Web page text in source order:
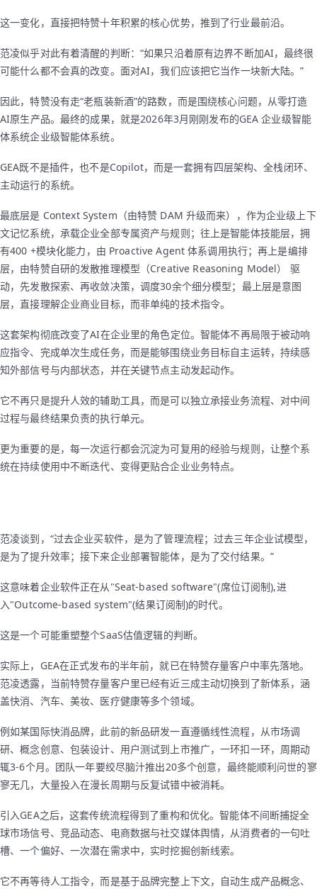
这一变化，直接把特赞十年积累的核心优势，推到了行业最前沿。
范凌似乎对此有着清醒的判断：“如果只沿着原有边界不断加AI，最终很
可能什么都不会真的改变。面对AI，我们应该把它当作一块新大陆。”
因此，特赞没有走“老瓶装新酒”的路数，而是围绕核心问题，从零打造
AI原生产品。最终的成果，就是2026年3月刚刚发布的GEA 企业级智能
体系统企业级智能体系统。
GEA既不是插件，也不是Copilot，而是一套拥有四层架构、全栈闭环、
主动运行的系统。
最底层是 Context System（由特赞 DAM 升级而来），作为企业级上下
文记忆系统，承载企业全部专属资产与规则；往上是智能体技能层，拥
有400 +模块化能力，由 Proactive Agent 体系调用执行；再上是编排
层，由特赞自研的发散推理模型（Creative Reasoning Model） 驱
动，先发散探索、再收敛决策，调度30余个细分模型；最上层是意图
层，直接理解企业商业目标，而非单纯的技术指令。
这套架构彻底改变了AI在企业里的角色定位。智能体不再局限于被动响
应指令、完成单次生成任务，而是能够围绕业务目标自主运转，持续感
知外部信号与内部状态，并在关键节点主动发起动作。
它不再只是提升人效的辅助工具，而是可以独立承接业务流程、对中间
过程与最终结果负责的执行单元。
更为重要的是，每一次运行都会沉淀为可复用的经验与规则，让整个系
统在持续使用中不断迭代、变得更贴合企业业务特点。
范凌谈到，“过去企业买软件，是为了管理流程；过去三年企业试模型，
是为了提升效率；接下来企业部署智能体，是为了交付结果。”
这意味着企业软件正在从"Seat-based software"(席位订阅制),进
入"Outcome-based system"(结果订阅制)的时代。
这是一个可能重塑整个SaaS估值逻辑的判断。
实际上，GEA在正式发布的半年前，就已在特赞存量客户中率先落地。
范凌透露，当前特赞存量客户里已经有近三成主动切换到了新体系，涵
盖快消、汽车、美妆、医疗健康等多个领域。
例如某国际快消品牌，此前的新品研发一直遵循线性流程，从市场调
研、概念创意、包装设计、用户测试到上市推广，一环扣一环，周期动
辄3-6个月。团队一年要绞尽脑汁推出20多个创意，最终能顺利问世的寥
寥无几，大量投入在漫长周期与反复试错中被消耗。
引入GEA之后，这套传统流程得到了重构和优化。智能体不间断捕捉全
球市场信号、竞品动态、电商数据与社交媒体舆情，从消费者的一句吐
槽、一个偏好、一次潜在需求中，实时挖掘创新线索。
它不再等待人工指令，而是基于品牌完整上下文，自动生成产品概念、